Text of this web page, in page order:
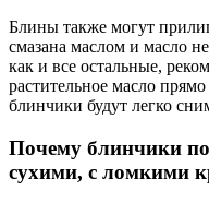
Блины также могут
смазана маслом и масло
как и все остальные,
растительное масло
блинчики будут легко
Почему блинчики
сухими, с ломкими